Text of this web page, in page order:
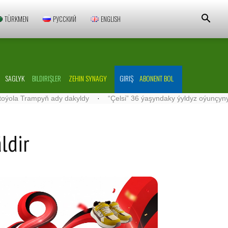
TÜRKMEN РУССКИЙ ENGLISH
SAGLYK BILDIRIŞLER ZEHIN SYNAGY GIRIŞ ABONENT BOL
ady dakyldy · “Çelsi” 36 ýaşyndaky ýyldyz oýunçyny